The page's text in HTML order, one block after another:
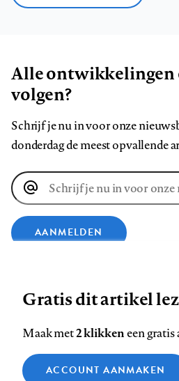
Alle ontwikkelingen
volgen?
Schrijf je nu in voor onze
donderdag de meest opvallende
E-
mailadres
AANMELDEN
op
op
op
ons
op
Contact Colofon Disclaimer
Zie onze cookie policy
Gratis dit artikel
Maak met2 klikkeneen gratis
ACCOUNT AANMAKEN